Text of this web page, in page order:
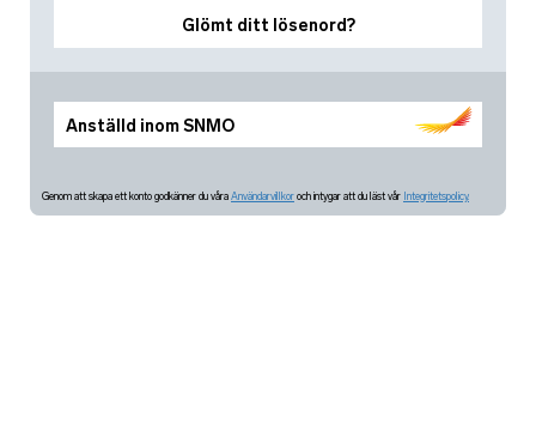
Anställd inom SNMO
Glömt ditt lösenord?
Genom att skapa ett konto godkänner du våra Användarvillkor och intygar att du läst vår Integritetspolicy.